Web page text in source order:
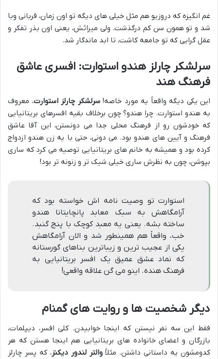
غم انگیزه که دروزیو هم مثل خیلی های دیگه تو اون زمان، قربانی وبا
شد و تو همون سن کم درگذشت. ولی میراثش، یعنی اون بذر تفکر و
عقل گرایی که تو جامعه کاشت، تا ابد ماندگار شد.
سرلشکر چارلز هندو استوارت: افسری عاشق
فرهنگ هند
این یکی دیگه واقعاً یه مورد خاصه!سرلشکر چارلز استوارت، معروف
به هندو استوارت. چرا هندو؟ چون برخلاف بقیه افسرهای بریتانیایی
که خودشون رو از فرهنگ محلی جدا می دونستن، این آقا عاشق
فرهنگ و آیین های هندو بود. می دونی، حتی با یه زن هندو ازدواج
کرده بود و همیشه به خانم های بریتانیایی توصیه می کرد که ساری
بپوشن، چون به نظرش ساری خیلی شیک تر و زنونه تر بود!
استوارت تو وصیت نامه اش خواسته بود که
آرامگاهش به سبک معابد پانچایتانا هندو
ساخته بشه. یعنی یه معبد کوچک با پنج گنبد.
خب، واقعاً هم همینطور شد و الان آرامگاهش
یکی از عجیب ترین و زیباترین بناهای گورستانه
که نماد عشق عمیق یک افسر بریتانیایی به
فرهنگ هنده. اینو می گن علاقه واقعی!
دیگر شخصیت ها و روایت های گمنام
فقط این سه نفر نیستن که اینجا خوابیدن. کلی افسر، دیپلمات،
بازرگان و اعضای خانواده های بریتانیایی هم اینجا هستن که هر
کدومشون یه داستانی داشتن. مثلاًوالتر لندور دیکنز، که پسر چارلز